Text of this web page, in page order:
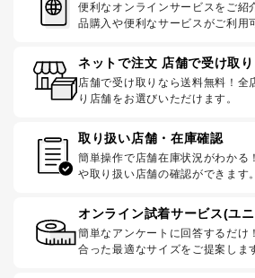
便利なオンラインサービスをご
品購入や便利なサービスがご利用
ネットで注文 店舗で受け取り
店舗で受け取りなら送料無料！全
り店舗をお選びいただけます。
取り扱い店舗・在庫確認
簡単操作で店舗在庫状況がわかる
や取り扱い店舗の確認ができます。
オンライン試着サービス(ユ
簡単なアンケートに回答するだけ
合った最適なサイズをご提案しま